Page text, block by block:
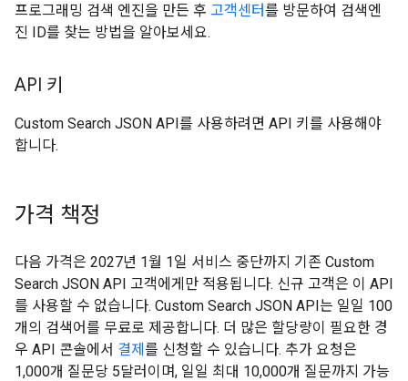
프로그래밍 검색 엔진을 만든 후 고객센터를 방문하여 검색엔
진 ID를 찾는 방법을 알아보세요.
API 키
Custom Search JSON API를 사용하려면 API 키를 사용해야
합니다.
가격 책정
다음 가격은 2027년 1월 1일 서비스 중단까지 기존 Custom
Search JSON API 고객에게만 적용됩니다. 신규 고객은 이 API
를 사용할 수 없습니다. Custom Search JSON API는 일일 100
개의 검색어를 무료로 제공합니다. 더 많은 할당량이 필요한 경
우 API 콘솔에서 결제 를 신청할 수 있습니다. 추가 요청은
1,000개 질문당 5달러이며, 일일 최대 10,000개 질문까지 가능